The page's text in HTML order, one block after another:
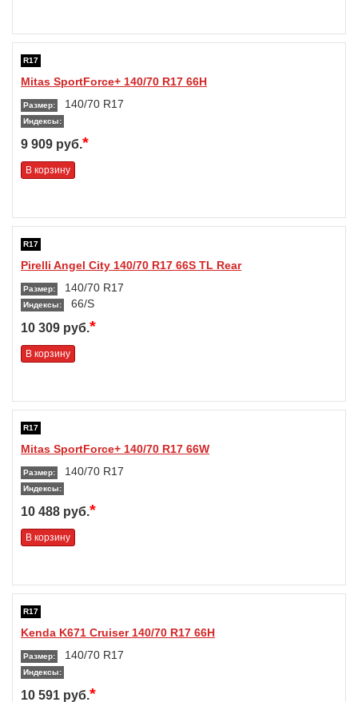
R17
Mitas SportForce+ 140/70 R17 66H
Размер: 140/70 R17
Индексы:
9 909 руб.*
В корзину
R17
Pirelli Angel City 140/70 R17 66S TL Rear
Размер: 140/70 R17
Индексы: 66/S
10 309 руб.*
В корзину
R17
Mitas SportForce+ 140/70 R17 66W
Размер: 140/70 R17
Индексы:
10 488 руб.*
В корзину
R17
Kenda K671 Cruiser 140/70 R17 66H
Размер: 140/70 R17
Индексы:
10 591 руб.*